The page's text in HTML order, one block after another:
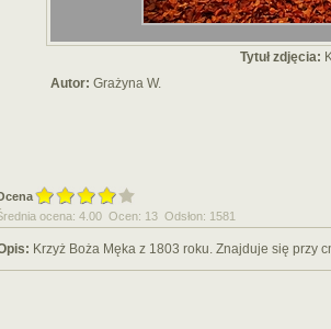
Tytuł zdjęcia:
Autor: Grażyna W.
ocena: 4.00 Ocen: 13 Odsłon: 1581
Krzyż Boża Męka z 1803 roku. Znajduje się przy